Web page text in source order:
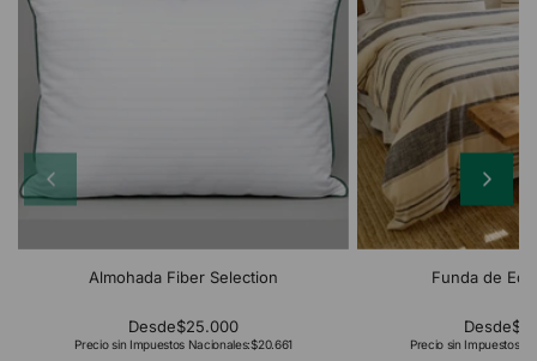
Almohada Fiber Selection
Desde$25.000
Precio sin Impuestos Nacionales:$20.661
Funda de
Desde
Precio sin Impuestos